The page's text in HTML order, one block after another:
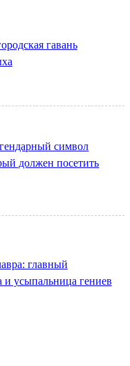
гавань
символ
должен посетить
главный
и усыпальница гениев